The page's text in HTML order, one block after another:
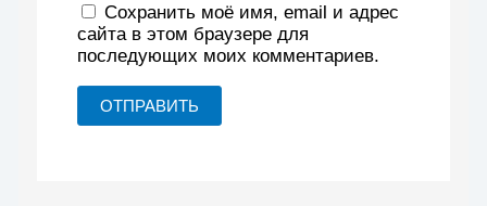
Сохранить моё имя, email и адрес
сайта в этом браузере для
последующих моих комментариев.